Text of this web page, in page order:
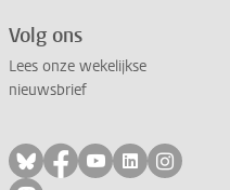
Volg ons
Lees onze wekelijkse
nieuwsbrief
Volg ons op bluesky
Volg ons op
Volg ons op
Volg ons
Volg